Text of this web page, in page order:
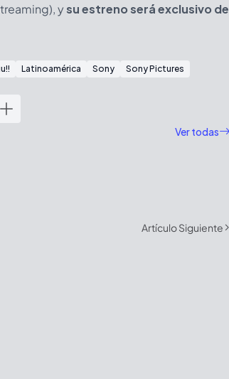
ysu estreno será exclusivo de
Latinoamérica Sony Sony Pictures
Ver todas
Artículo Siguiente